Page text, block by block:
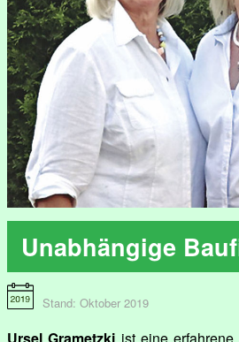
Unabhängige
Stand: Oktober 2019